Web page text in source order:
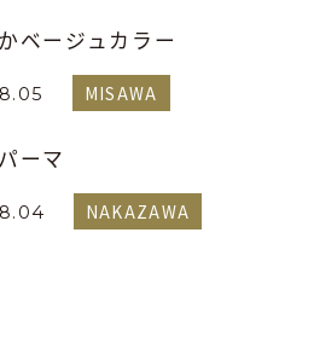
ベージュカラー
MISAWA
ーマ
NAKAZAWA